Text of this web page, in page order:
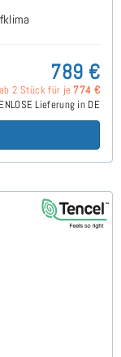
789 €
ab 2 Stück für je 774 €
Lieferung in DE